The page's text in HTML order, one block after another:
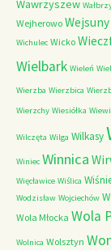
Wawrzyszew
Wejherowo Wejsuny
Wichulec Wicko
Wielbark Wieleń
Wierzba Wierzbica
Wierzchy Wiesiółka
Wilczęta Wilga Wilkasy
Winiec Winnica
Więcławice Wiślica
Wodzisław Wojciechów
Wola Młocka Wola
Wolnica Wolsztyn